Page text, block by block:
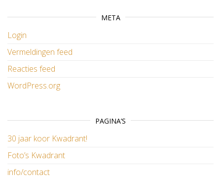
META
Login
Vermeldingen feed
Reacties feed
WordPress.org
PAGINA’S
30 jaar koor Kwadrant!
Foto’s Kwadrant
info/contact